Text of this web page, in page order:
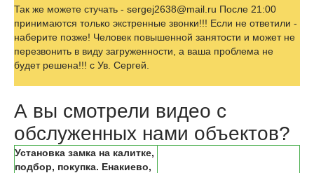
Так же можете стучать - sergej2638@mail.ru После 21:00
принимаются только экстренные звонки!!! Если не ответили -
наберите позже! Человек повышенной занятости и может не
перезвонить в виду загруженности, а ваша проблема не
будет решена!!! с Ув. Сергей.
А вы смотрели видео с
обслуженных нами объектов?
Установка замка на калитке,
подбор, покупка. Енакиево,